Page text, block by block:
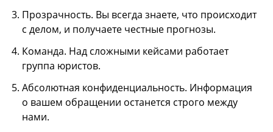
Прозрачность. Вы всегда знаете, что происходит
с делом, и получаете честные прогнозы.
Команда. Над сложными кейсами работает
группа юристов.
Абсолютная конфиденциальность. Информация
о вашем обращении останется строго между
нами.